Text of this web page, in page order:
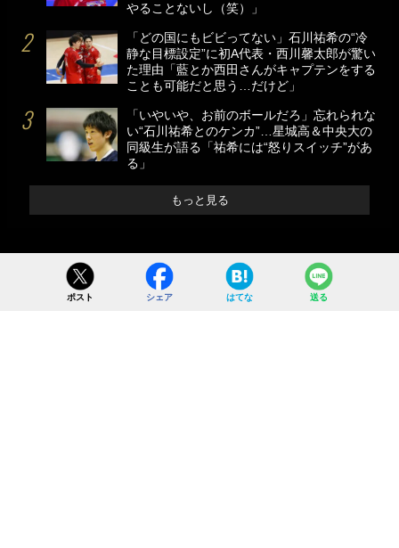
やることないし（笑）」
「どの国にもビビってない」石川祐希の“冷
静な目標設定”に初A代表・西川馨太郎が驚い
た理由「藍とか西田さんがキャプテンをする
ことも可能だと思う…だけど」
「いやいや、お前のボールだろ」忘れられな
い“石川祐希とのケンカ”…星城高＆中央大の
同級生が語る「祐希には“怒りスイッチ”があ
る」
もっと見る
ポスト シェア はてな 送る